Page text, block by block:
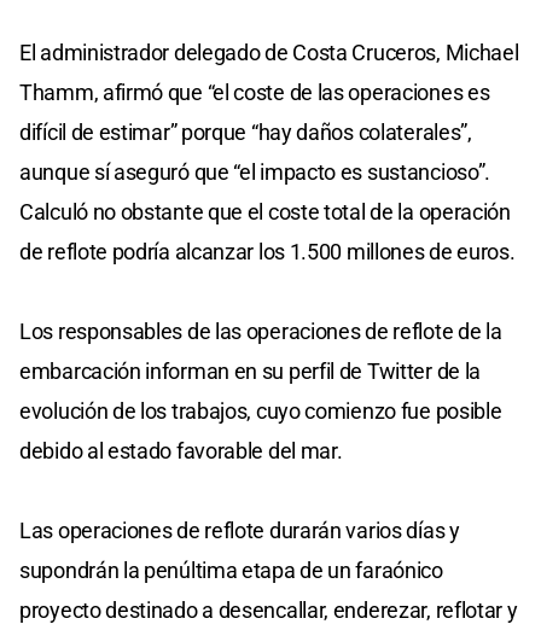
El administrador delegado de Costa Cruceros, Michael
Thamm, afirmó que “el coste de las operaciones es
difícil de estimar” porque “hay daños colaterales”,
aunque sí aseguró que “el impacto es sustancioso”.
Calculó no obstante que el coste total de la operación
de reflote podría alcanzar los 1.500 millones de euros.
Los responsables de las operaciones de reflote de la
embarcación informan en su perfil de Twitter de la
evolución de los trabajos, cuyo comienzo fue posible
debido al estado favorable del mar.
Las operaciones de reflote durarán varios días y
supondrán la penúltima etapa de un faraónico
proyecto destinado a desencallar, enderezar, reflotar y